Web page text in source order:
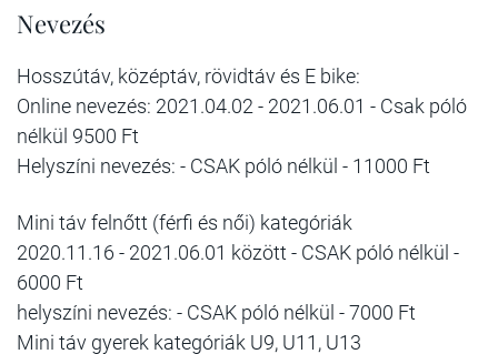
Nevezés
Hosszútáv, középtáv, rövidtáv és E bike:
Online nevezés: 2021.04.02 - 2021.06.01 - Csak póló
nélkül 9500 Ft
Helyszíni nevezés: - CSAK póló nélkül - 11000 Ft
Mini táv felnőtt (férfi és női) kategóriák
2020.11.16 - 2021.06.01 között - CSAK póló nélkül -
6000 Ft
helyszíni nevezés: - CSAK póló nélkül - 7000 Ft
Mini táv gyerek kategóriák U9, U11, U13